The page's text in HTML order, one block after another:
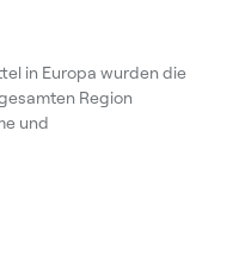
in Europa wurden die
Region
und